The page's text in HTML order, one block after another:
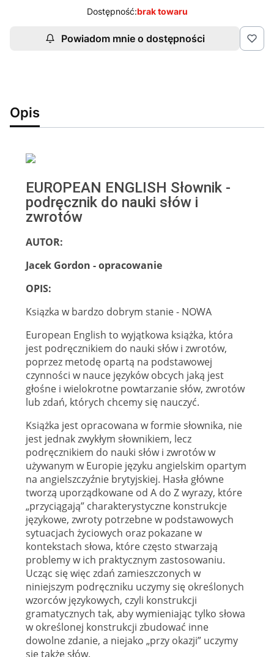
Dostępność:brak towaru
Powiadom mnie o dostępności
Opis
EUROPEAN ENGLISH Słownik -
podręcznik do nauki słów i
zwrotów
AUTOR:
Jacek Gordon - opracowanie
OPIS:
Ksiązka w bardzo dobrym stanie - NOWA
European English to wyjątkowa książka, która
jest podręcznikiem do nauki słów i zwrotów,
poprzez metodę opartą na podstawowej
czynności w nauce języków obcych jaką jest
głośne i wielokrotne powtarzanie słów, zwrotów
lub zdań, których chcemy się nauczyć.
Książka jest opracowana w formie słownika, nie
jest jednak zwykłym słownikiem, lecz
podręcznikiem do nauki słów i zwrotów w
używanym w Europie języku angielskim opartym
na angielszczyźnie brytyjskiej. Hasła główne
tworzą uporządkowane od A do Z wyrazy, które
„przyciągają” charakterystyczne konstrukcje
językowe, zwroty potrzebne w podstawowych
sytuacjach życiowych oraz pokazane w
kontekstach słowa, które często stwarzają
problemy w ich praktycznym zastosowaniu.
Ucząc się więc zdań zamieszczonych w
niniejszym podręczniku uczymy się określonych
wzorców językowych, czyli konstrukcji
gramatycznych tak, aby wymieniając tylko słowa
w określonej konstrukcji zbudować inne
dowolne zdanie, a niejako „przy okazji” uczymy
się także słów.